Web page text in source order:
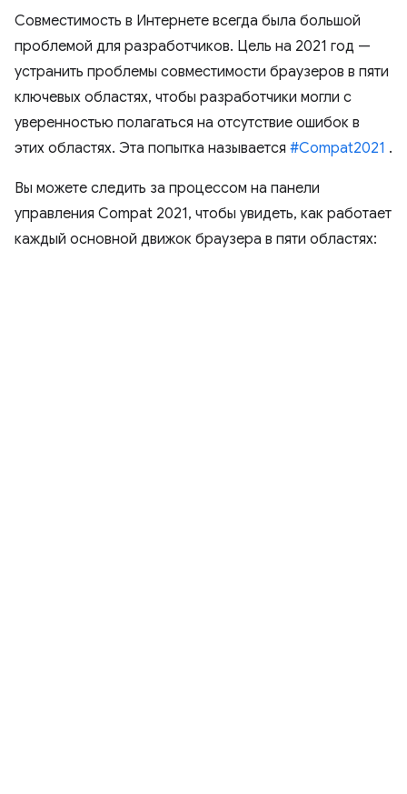
Совместимость в Интернете всегда была большой
проблемой для разработчиков. Цель на 2021 год —
устранить проблемы совместимости браузеров в пяти
ключевых областях, чтобы разработчики могли с
уверенностью полагаться на отсутствие ошибок в
этих областях. Эта попытка называется #Compat2021 .
Вы можете следить за процессом на панели
управления Compat 2021, чтобы увидеть, как работает
каждый основной движок браузера в пяти областях: